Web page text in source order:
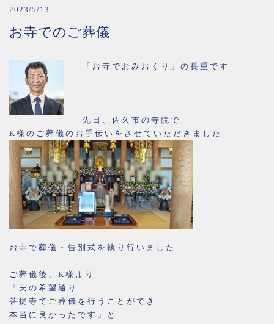
2023/5/13
お寺でのご葬儀
「お寺でおみおくり」の長重です
先日、佐久市の寺院で
K様のご葬儀のお手伝いをさせていただきました
お寺で葬儀・告別式を執り行いました
ご葬儀後、K様より
「夫の希望通り
菩提寺でご葬儀を行うことができ
本当に良かったです」と